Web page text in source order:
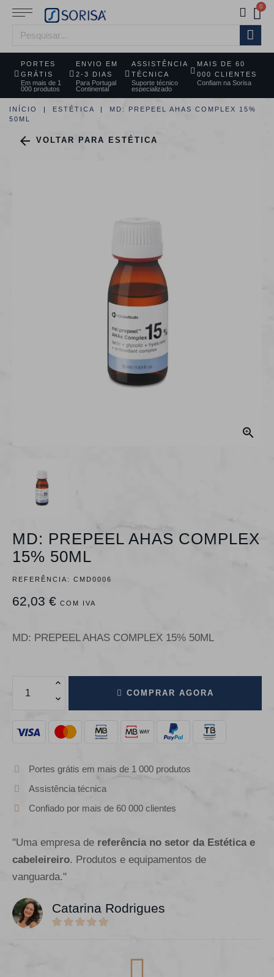
PORTES
GRÁTIS
Em mais de 1
000 produtos
ENVIO EM
2-3 DIAS
Para Portugal
Continental
ASSISTÊNCIA
TÉCNICA
Suporte técnico
especializado
MAIS DE 60
000 CLIENTES
Confiam na Sorisa
INÍCIO ESTÉTICA
MD: PREPEEL AHAS COMPLEX 15%
50ML
 VOLTAR PARA ESTÉTICA

MD: PREPEEL AHAS COMPLEX
15% 50ML
REFERÊNCIA: CMD0006
62,03 € COM IVA
MD: PREPEEL AHAS COMPLEX 15% 50ML
COMPRAR AGORA
Portes grátis em mais de 1 000 produtos
Assistência técnica
Confiado por mais de 60 000 clientes
"Uma empresa de referência no setor da Estética e
cabeleireiro. Produtos e equipamentos de
vanguarda."
Catarina Rodrigues